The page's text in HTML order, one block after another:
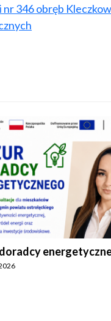
nr 346 obręb